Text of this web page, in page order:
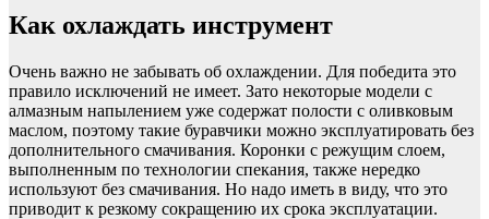
Как охлаждать инструмент
Очень важно не забывать об охлаждении. Для победита это
правило исключений не имеет. Зато некоторые модели с
алмазным напылением уже содержат полости с оливковым
маслом, поэтому такие буравчики можно эксплуатировать без
дополнительного смачивания. Коронки с режущим слоем,
выполненным по технологии спекания, также нередко
используют без смачивания. Но надо иметь в виду, что это
приводит к резкому сокращению их срока эксплуатации.